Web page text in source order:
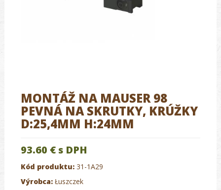
MONTÁŽ NA MAUSER 98
PEVNÁ NA SKRUTKY, KRÚŽKY
D:25,4MM H:24MM
93.60 € s DPH
Kód produktu: 31-1A29
Výrobca: Łuszczek